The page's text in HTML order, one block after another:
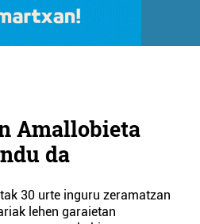
Amallobieta
da
30 urte inguru zeramatzan
lehen garaietan